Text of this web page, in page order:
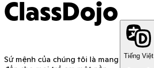
ClassDojo
Sứ mệnh của chúng tôi là mang
Tiếng Việt